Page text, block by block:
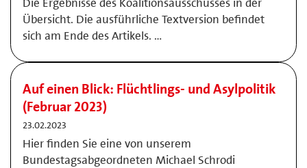
Übersicht. Die ausführliche Textversion befindet
sich am Ende des Artikels. …
Auf einen Blick: Flüchtlings- und Asylpolitik
(Februar 2023)
23.02.2023
Hier finden Sie eine von unserem
Bundestagsabgeordneten Michael Schrodi